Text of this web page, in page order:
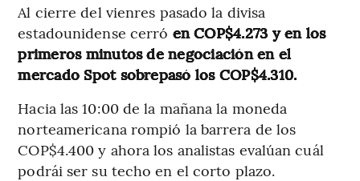
Al cierre del vienres pasado la divisa
estadounidense cerró en COP$4.273 y en los
primeros minutos de negociación en el
mercado Spot sobrepasó los COP$4.310.
Hacia las 10:00 de la mañana la moneda
norteamericana rompió la barrera de los
COP$4.400 y ahora los analistas evalúan cuál
podrái ser su techo en el corto plazo.